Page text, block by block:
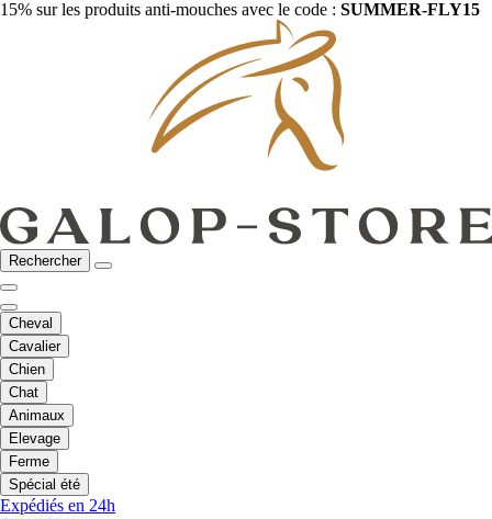
15% sur les produits anti-mouches avec le code : SUMMER-FLY15
Rechercher
Cheval
Cavalier
Chien
Chat
Animaux
Elevage
Ferme
Spécial été
Expédiés en 24h